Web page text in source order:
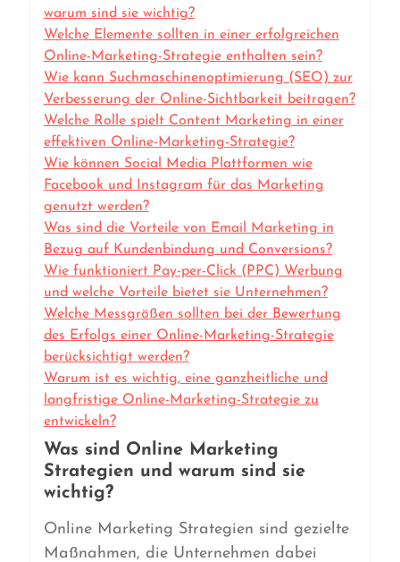
warum sind sie wichtig?
Welche Elemente sollten in einer erfolgreichen
Online-Marketing-Strategie enthalten sein?
Wie kann Suchmaschinenoptimierung (SEO) zur
Verbesserung der Online-Sichtbarkeit beitragen?
Welche Rolle spielt Content Marketing in einer
effektiven Online-Marketing-Strategie?
Wie können Social Media Plattformen wie
Facebook und Instagram für das Marketing
genutzt werden?
Was sind die Vorteile von Email Marketing in
Bezug auf Kundenbindung und Conversions?
Wie funktioniert Pay-per-Click (PPC) Werbung
und welche Vorteile bietet sie Unternehmen?
Welche Messgrößen sollten bei der Bewertung
des Erfolgs einer Online-Marketing-Strategie
berücksichtigt werden?
Warum ist es wichtig, eine ganzheitliche und
langfristige Online-Marketing-Strategie zu
entwickeln?
Was sind Online Marketing
Strategien und warum sind sie
wichtig?
Online Marketing Strategien sind gezielte
Maßnahmen, die Unternehmen dabei